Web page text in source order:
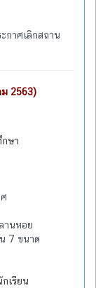
กาศเลิกสถาน
ม 2563)
ษา
านหอย
7 ขนาด
เรียน